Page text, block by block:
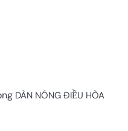
DÀN NÓNG ĐIỀU HÒA